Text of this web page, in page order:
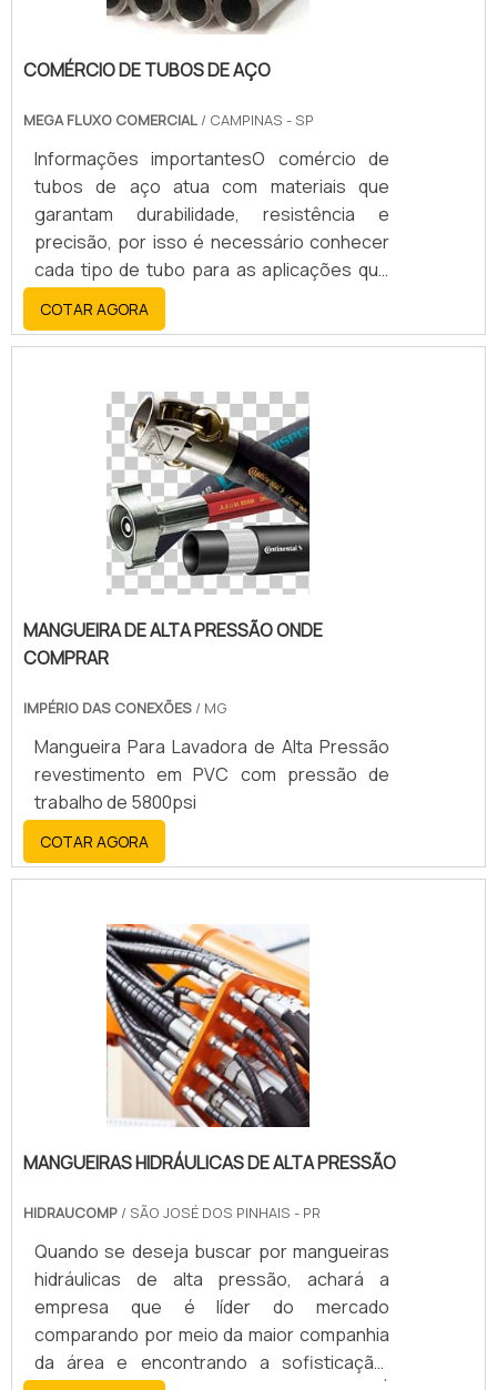
COMÉRCIO DE TUBOS DE AÇO
MEGA FLUXO COMERCIAL / CAMPINAS - SP
Informações importantesO comércio de
tubos de aço atua com materiais que
garantam durabilidade, resistência e
precisão, por isso é necessário conhecer
cada tipo de tubo para as aplicações que
serão realizadas.Tipos de tuboAs
definições dos materiais que o comércio de
tubo de aço irá comercializar trazem
mercado de hidráulica, há uma variedade de
tubos. Cada um tem características e
finalidades distintas. Tipos de cabos Tubo
de carbono Tubo de aço inox Tubo.
COTAR AGORA
MANGUEIRA DE ALTA PRESSÃO ONDE
COMPRAR
IMPÉRIO DAS CONEXÕES / MG
Mangueira Para Lavadora de Alta Pressão
revestimento em PVC com pressão de
trabalho de 5800psi
COTAR AGORA
MANGUEIRAS HIDRÁULICAS DE ALTA PRESSÃO
HIDRAUCOMP / SÃO JOSÉ DOS PINHAIS - PR
Quando se deseja buscar por mangueiras
hidráulicas de alta pressão, achará a
empresa que é líder do mercado
comparando por meio da maior companhia
da área e encontrando a sofisticação,